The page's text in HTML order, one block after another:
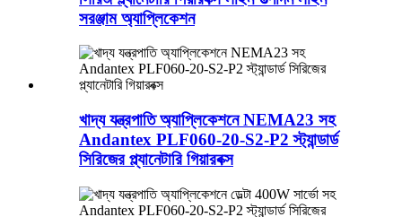
সরঞ্জাম অ্যাপ্লিকেশন
খাদ্য যন্ত্রপাতি অ্যাপ্লিকেশনে NEMA23 সহ
Andantex PLF060-20-S2-P2 স্ট্যান্ডার্ড
সিরিজের প্ল্যানেটারি গিয়ারবক্স